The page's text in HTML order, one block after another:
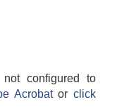
configured to
Acrobatorclick